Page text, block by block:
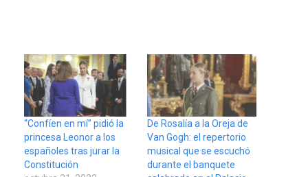
“Confíen en mí” pidió la
princesa Leonor a los
españoles tras jurar la
Constitución
De Rosalía a la Oreja de
Van Gogh: el repertorio
musical que se escuchó
durante el banquete